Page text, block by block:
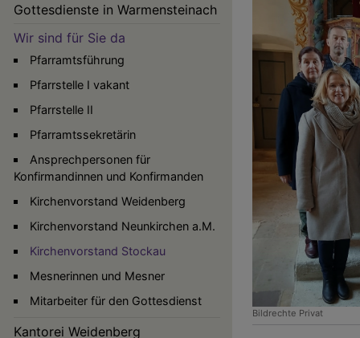
Gottesdienste in Warmensteinach
Wir sind für Sie da
Pfarramtsführung
Pfarrstelle I vakant
Pfarrstelle II
Pfarramtssekretärin
Ansprechpersonen für
Konfirmandinnen und Konfirmanden
Kirchenvorstand Weidenberg
Kirchenvorstand Neunkirchen a.M.
Kirchenvorstand Stockau
Mesnerinnen und Mesner
Mitarbeiter für den Gottesdienst
Kantorei Weidenberg
Bildrechte Privat